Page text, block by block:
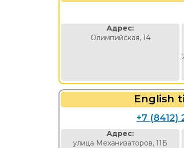
Адрес:
Олимпийская, 14
English
+7 (8412)
Адрес:
улица Механизаторов, 11Б